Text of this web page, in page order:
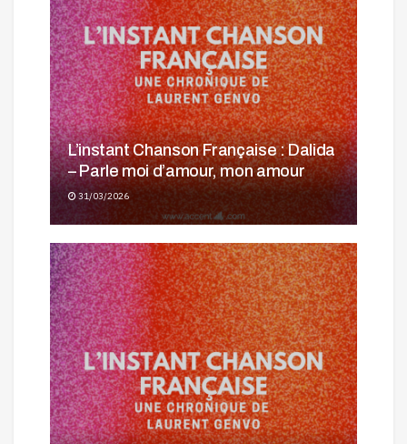
L’instant Chanson Française : Dalida
– Parle moi d’amour, mon amour
31/03/2026